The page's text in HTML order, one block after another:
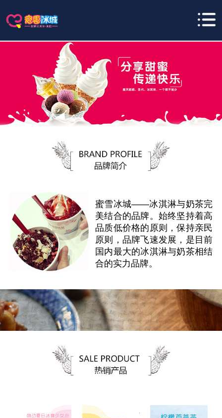
蜜雪冰城——冰淇淋与奶茶完
美结合的品牌。始终坚持着高
品质低价格的原则，保持亲民
原则，品牌飞速发展，是目前
国内最大的冰淇淋与奶茶相结
合的实力品牌。